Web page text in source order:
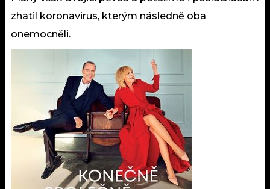
zhatil koronavirus, kterým následně oba
onemocněli.